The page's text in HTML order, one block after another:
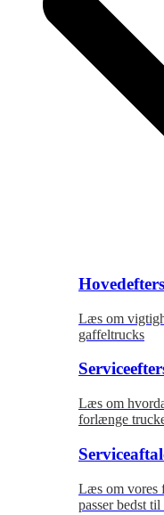
Læs om
gaffeltrucks
Læs om
forlænge
Læs om vores
passer bedst